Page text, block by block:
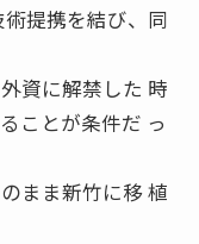
提携を結び、同
資に解禁した 時
ことが条件だ っ
まま新竹に移 植